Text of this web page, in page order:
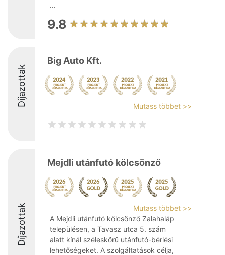
...
9.8
Díjazottak
Big Auto Kft.
Mutass többet >>
Díjazottak
Mejdli utánfutó kölcsönző
Mutass többet >>
A Mejdli utánfutó kölcsönző Zalahaláp
településen, a Tavasz utca 5. szám
alatt kínál széleskörű utánfutó-bérlési
lehetőségeket. A szolgáltatások célja,